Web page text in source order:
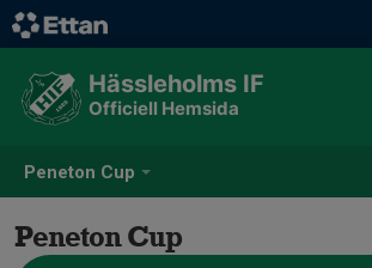
Peneton Cup
Hässleholms IF
Officiell Hemsida
Peneton Cup